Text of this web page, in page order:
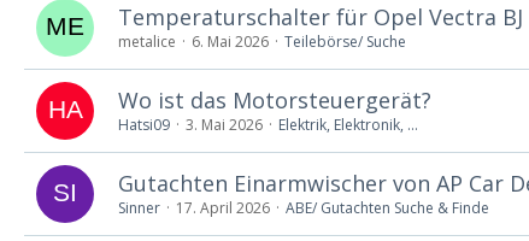
Temperaturschalter für Opel Vectra BJ
metalice 6. Mai 2026 Teilebörse/ Suche
Wo ist das Motorsteuergerät?
Hatsi09 3. Mai 2026 Elektrik, Elektronik, ...
Gutachten Einarmwischer von AP Car
Sinner 17. April 2026 ABE/ Gutachten Suche & Finde